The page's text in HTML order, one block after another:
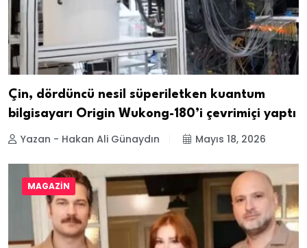
Çin, dördüncü nesil süperiletken kuantum
bilgisayarı Origin Wukong-180’i çevrimiçi yaptı
Yazan - Hakan Ali Günaydın Mayıs 18, 2026
MAGAZIN